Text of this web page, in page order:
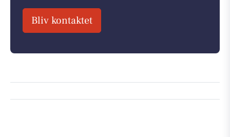
Bliv kontaktet